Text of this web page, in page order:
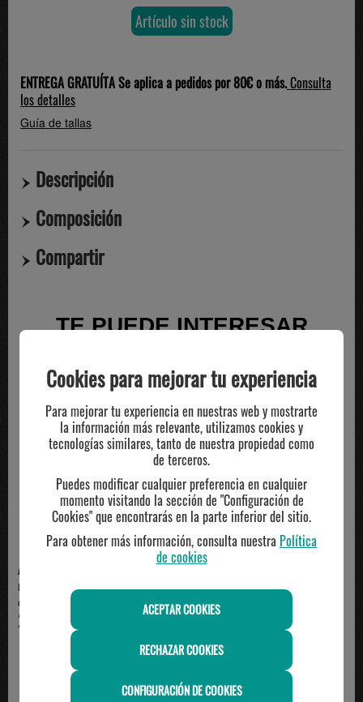
Artículo sin stock
ENTREGA GRATUÍTA Se aplica a pedidos por 80€ o más.Consulta
los detalles
Guía de tallas
Descripción
Composición
Compartir
TE PUEDE INTERESAR
ADIDAS
Balón de Fútbol Adidas
Champions League Club Bl...
25.00€
ADIDAS
balón de fútbol adidas
termosellado champions ...
39.95€
Cookies para mejorar tu experiencia
Para mejorar tu experiencia en nuestras web y mostrarte
la información más relevante, utilizamos cookies y
tecnologías similares, tanto de nuestra propiedad como
de terceros.
Puedes modificar cualquier preferencia en cualquier
momento visitando la sección de "Configuración de
Cookies" que encontrarás en la parte inferior del sitio.
Para obtener más información, consulta nuestra Política
de cookies
ACEPTAR COOKIES
RECHAZAR COOKIES
CONFIGURACIÓN DE COOKIES